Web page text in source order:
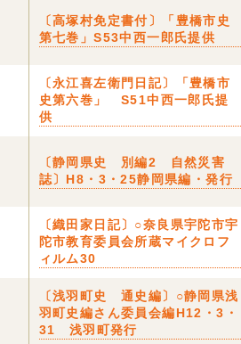
〔高塚村免定書付〕「豊橋市史
第七巻」S53中西一郎氏提供
〔永江喜左衛門日記〕「豊橋市
史第六巻」 S51中西一郎氏提
供
〔静岡県史 別編2 自然災害
誌〕H8・3・25静岡県編・発行
〔織田家日記〕○奈良県宇陀市宇
陀市教育委員会所蔵マイクロフ
ィルム30
〔浅羽町史 通史編〕○静岡県浅
羽町史編さん委員会編H12・3・
31 浅羽町発行